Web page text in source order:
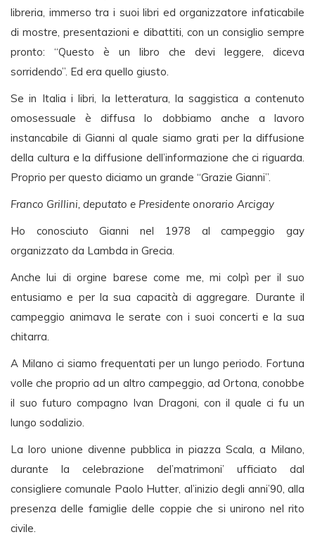
libreria, immerso tra i suoi libri ed organizzatore infaticabile
di mostre, presentazioni e dibattiti, con un consiglio sempre
pronto: “Questo è un libro che devi leggere, diceva
sorridendo”. Ed era quello giusto.
Se in Italia i libri, la letteratura, la saggistica a contenuto
omosessuale è diffusa lo dobbiamo anche a lavoro
instancabile di Gianni al quale siamo grati per la diffusione
della cultura e la diffusione dell’informazione che ci riguarda.
Proprio per questo diciamo un grande “Grazie Gianni”.
Franco Grillini, deputato e Presidente onorario Arcigay
Ho conosciuto Gianni nel 1978 al campeggio gay
organizzato da Lambda in Grecia.
Anche lui di orgine barese come me, mi colpì per il suo
entusiamo e per la sua capacità di aggregare. Durante il
campeggio animava le serate con i suoi concerti e la sua
chitarra.
A Milano ci siamo frequentati per un lungo periodo. Fortuna
volle che proprio ad un altro campeggio, ad Ortona, conobbe
il suo futuro compagno Ivan Dragoni, con il quale ci fu un
lungo sodalizio.
La loro unione divenne pubblica in piazza Scala, a Milano,
durante la celebrazione del’matrimoni’ ufficiato dal
consigliere comunale Paolo Hutter, al’inizio degli anni’90, alla
presenza delle famiglie delle coppie che si unirono nel rito
civile.